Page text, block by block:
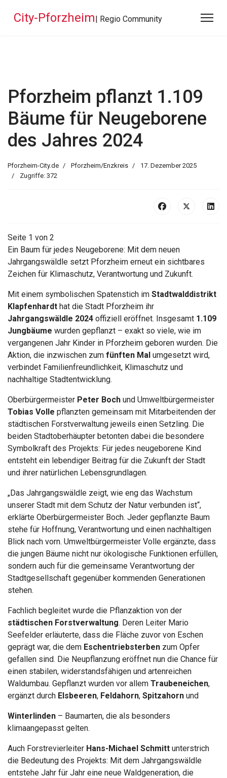
City-Pforzheim| Regio Community
Pforzheim pflanzt 1.109
Bäume für Neugeborene
des Jahres 2024
Pforzheim-City.de Pforzheim/Enzkreis
17. Dezember 2025
Zugriffe: 372
Seite 1 von 2
Ein Baum für jedes Neugeborene: Mit dem neuen
Jahrgangswäldle setzt Pforzheim erneut ein sichtbares
Zeichen für Klimaschutz, Verantwortung und Zukunft.
Mit einem symbolischen Spatenstich im Stadtwalddistrikt
Klapfenhardt hat die Stadt Pforzheim ihr
Jahrgangswäldle 2024 offiziell eröffnet. Insgesamt 1.109
Jungbäume wurden gepflanzt – exakt so viele, wie im
vergangenen Jahr Kinder in Pforzheim geboren wurden. Die
Aktion, die inzwischen zum fünften Mal umgesetzt wird,
verbindet Familienfreundlichkeit, Klimaschutz und
nachhaltige Stadtentwicklung.
Oberbürgermeister Peter Boch und Umweltbürgermeister
Tobias Volle pflanzten gemeinsam mit Mitarbeitenden der
städtischen Forstverwaltung jeweils einen Setzling. Die
beiden Stadtoberhäupter betonten dabei die besondere
Symbolkraft des Projekts: Für jedes neugeborene Kind
entsteht ein lebendiger Beitrag für die Zukunft der Stadt
und ihrer natürlichen Lebensgrundlagen.
„Das Jahrgangswäldle zeigt, wie eng das Wachstum
unserer Stadt mit dem Schutz der Natur verbunden ist“,
erklärte Oberbürgermeister Boch. Jeder gepflanzte Baum
stehe für Hoffnung, Verantwortung und einen nachhaltigen
Blick nach vorn. Umweltbürgermeister Volle ergänzte, dass
die jungen Bäume nicht nur ökologische Funktionen erfüllen,
sondern auch für die gemeinsame Verantwortung der
Stadtgesellschaft gegenüber kommenden Generationen
stehen.
Fachlich begleitet wurde die Pflanzaktion von der
städtischen Forstverwaltung. Deren Leiter Mario
Seefelder erläuterte, dass die Fläche zuvor von Eschen
geprägt war, die dem Eschentriebsterben zum Opfer
gefallen sind. Die Neupflanzung eröffnet nun die Chance für
einen stabilen, widerstandsfähigen und artenreichen
Waldumbau. Gepflanzt wurden vor allem Traubeneichen,
ergänzt durch Elsbeeren, Feldahorn, Spitzahorn und
Winterlinden – Baumarten, die als besonders
klimaangepasst gelten.
Auch Forstrevierleiter Hans-Michael Schmitt unterstrich
die Bedeutung des Projekts: Mit dem Jahrgangswäldle
entstehe Jahr für Jahr eine neue Waldgeneration, die